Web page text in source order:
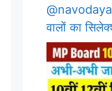
वालों का